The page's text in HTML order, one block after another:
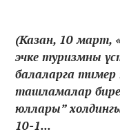
(Казан, 10 март,
эчке туризмны
балаларга
ташламалар
юллары”
10-1...